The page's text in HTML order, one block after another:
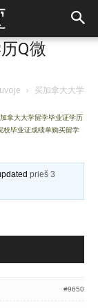
Q微
› 买加拿大大学
拿大大学留学毕业证学历
校毕业证成绩单购买留学
prieš 3
#9650